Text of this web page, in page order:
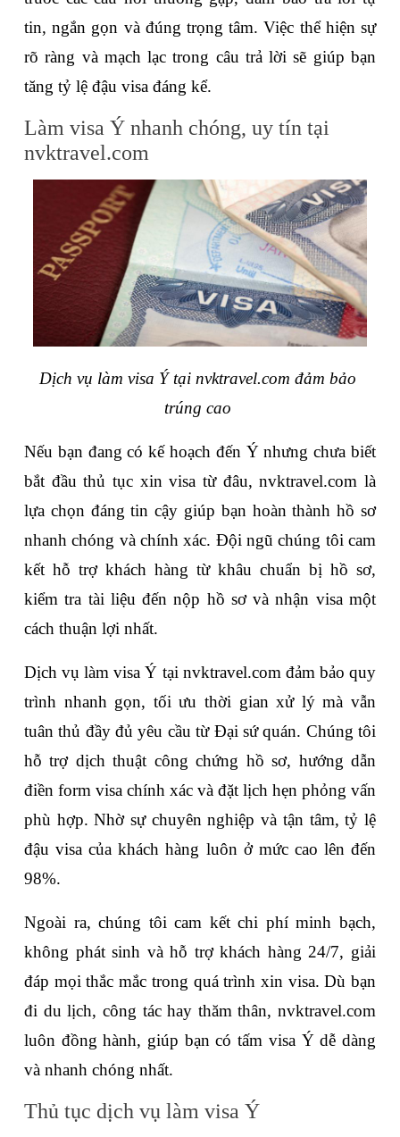
tin, ngắn gọn và đúng trọng tâm. Việc thể hiện sự
rõ ràng và mạch lạc trong câu trả lời sẽ giúp bạn
tăng tỷ lệ đậu visa đáng kể.
Làm visa Ý nhanh chóng, uy tín tại
nvktravel.com
Dịch vụ làm visa Ý tại nvktravel.com đảm bảo
trúng cao
Nếu bạn đang có kế hoạch đến Ý nhưng chưa biết
bắt đầu thủ tục xin visa từ đâu, nvktravel.com là
lựa chọn đáng tin cậy giúp bạn hoàn thành hồ sơ
nhanh chóng và chính xác. Đội ngũ chúng tôi cam
kết hỗ trợ khách hàng từ khâu chuẩn bị hồ sơ,
kiểm tra tài liệu đến nộp hồ sơ và nhận visa một
cách thuận lợi nhất.
Dịch vụ làm visa Ý tại nvktravel.com đảm bảo quy
trình nhanh gọn, tối ưu thời gian xử lý mà vẫn
tuân thủ đầy đủ yêu cầu từ Đại sứ quán. Chúng tôi
hỗ trợ dịch thuật công chứng hồ sơ, hướng dẫn
điền form visa chính xác và đặt lịch hẹn phỏng vấn
phù hợp. Nhờ sự chuyên nghiệp và tận tâm, tỷ lệ
đậu visa của khách hàng luôn ở mức cao lên đến
98%.
Ngoài ra, chúng tôi cam kết chi phí minh bạch,
không phát sinh và hỗ trợ khách hàng 24/7, giải
đáp mọi thắc mắc trong quá trình xin visa. Dù bạn
đi du lịch, công tác hay thăm thân, nvktravel.com
luôn đồng hành, giúp bạn có tấm visa Ý dễ dàng
và nhanh chóng nhất.
Thủ tục dịch vụ làm visa Ý